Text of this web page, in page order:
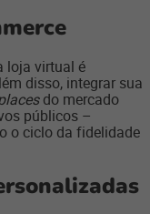
loja virtual é
disso, integrar sua
do mercado
públicos –
o ciclo da fidelidade